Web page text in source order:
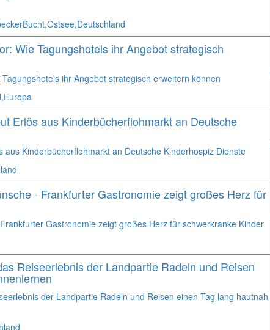
Bucht,Ostsee,Deutschland
Wie Tagungshotels ihr Angebot strategisch
ihr Angebot strategisch erweitern können
Europa
Erlös aus Kinderbücherflohmarkt an Deutsche
aus Kinderbücherflohmarkt an Deutsche Kinderhospiz Dienste
- Frankfurter Gastronomie zeigt großes Herz für
Gastronomie zeigt großes Herz für schwerkranke Kinder
Reiseerlebnis der Landpartie Radeln und Reisen
der Landpartie Radeln und Reisen einen Tag lang hautnah